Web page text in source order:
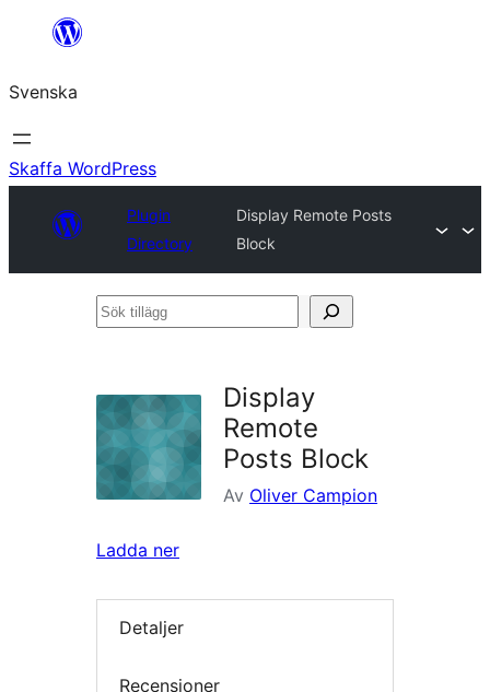
Hoppa
innehåll
Svenska
Skaffa WordPress
Plugin
Directory
Display Remote Posts
Block
Sök
Display
Remote
Posts Block
Av Oliver Campion
Ladda ner
Detaljer
Recensioner